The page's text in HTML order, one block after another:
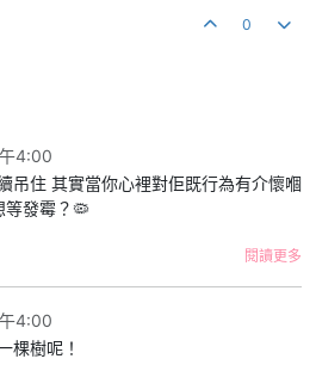
0
4:00
吊住 其實當你心裡對佢既行為有介懷嗰
等發霉？🦠
閱讀更多
4:00
棵樹呢！